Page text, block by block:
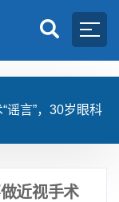
谣言”，30岁眼科
近视手术